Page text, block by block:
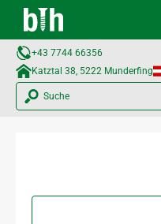
+43 7744 66356
Katztal 38, 5222 Munderfing
Suche